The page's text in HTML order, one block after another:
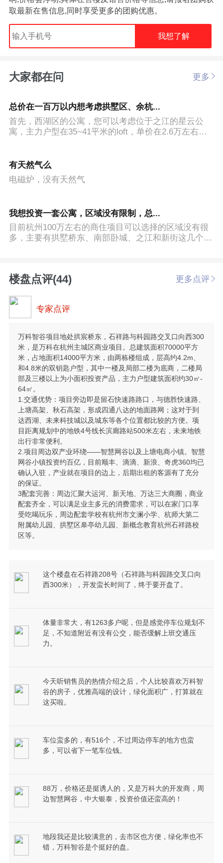
取最新在售信息,同时享受更多的团购优惠。
我想了解
大家都在问 更多
总价在一百万以内想考虑拱墅区、余杭...
首先，西湖区的公寓，您可以考虑位于之江的星云公
寓，主力户型在35~41平米的loft，单价在2.6万左右。
右，主力户型50方的平层。拱墅区的话，位于石祥路20
8号（石祥路与科园路交叉口向西300米）的万科智谷比
较适合您，单价在2.6万左右，主力户型为35、46、50
有天然气么
电磁炉，没有天然气
我想投资一套公寓，区域没有限制，总...
目前杭州100万左右的商住项目可以选择的区域没有很
多，主要有拱墅桥东、南部卧城、之江和新街这几个板
网谷的规模是阿里巴巴西溪园区的7倍，已经和顺丰、
高精尖人才涌入这个版块。而且拱墅属于主城区之一，
在主城区可以买到的100万左右的有品牌有保障的公寓
而永和之星的位置属于7个城市副中心之一的江南副中
心，距地铁7号线（2021年建成）的合欢路站仅200米。
项目本身交通便利，承接萧山和奥体板块两个重要板
块。并且永和之星大部分平层和loft都自带阳台，这是
很多公寓都没有的，杭州的大部分时间湿度还是很大
的，有阳台可以更方便晾晒衣服。所以目前这三个楼盘
是非常适合您投资的。
楼盘点评(44) 更多点评
专家点评
万科智谷项目地处拱宸桥东，石祥路与科园路交叉口向西300
米，是万科在杭州主城区商业项目。总建筑面积70000平方
米，占地面积14000平方米，由两栋楼组成，层高约4.2m、
和4.8米的双钥匙户型，其中一楼及局部二楼为底商，二楼局
部及三楼以上为小面积投资产品，主力户型建筑面积约30㎡-
64㎡。
1.交通优势：项目旁边即是留石快速路路口，与德胜快速路、
上塘高架、秋石高架，形成四通八达的地面路网；这对于到
达西湖、未来科技城以及城东等各个位置都比较的方便。项
目距离规划中的地铁4号线长滨廊路站500米左右，未来地铁
出行非常便利。
2.项目周边双产业环绕——智慧网谷以及上塘电商小镇。智慧
网谷小镇投资约百亿，目前顺丰、滴滴、新浪、奇虎360均已
确认入驻，产业就在项目的边上，后期出租的客源有了充分
的保证。
3配套完善：周边汇聚大运河、新天地、万达三大商圈，商业
配套齐全，可以满足业主多元的消费需求，可以在家门口享
受吃喝玩乐，周边配套学校有杭州市文澜小学、杭师大第二
附属幼儿园、拱墅区皋亭幼儿园、新概念教育杭州石祥路校
区等。
这个楼盘在石祥路208号（石祥路与科园路交叉口向
西300米），开发蛮长时间了，终于要开盘了。
体量非常大，有1263多户呢，但是感觉停车位规划不
足，不知道附近有没有公交，能否缓解上班交通压
力。
今天听销售员的热情介绍之后，个人比较喜欢万科智
谷的房子，优雅高端的设计，绿化面积广，打算就在
这买啦。
车位蛮多的，有516个，不过周边停车的地方也蛮
多，可以省下一笔车位钱。
88万，价格还是挺诱人的，又是万科大的开发商，周
边智慧网谷，中大银泰，投资价值还蛮高的！
地段我还是比较满意的，去市区也方便，绿化率也不
错，万科智谷是个挺好的盘。